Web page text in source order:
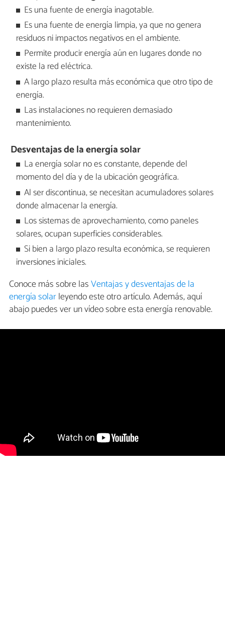
Es una fuente de energía inagotable.
Es una fuente de energía limpia, ya que no genera
residuos ni impactos negativos en el ambiente.
Permite producir energía aún en lugares donde no
existe la red eléctrica.
A largo plazo resulta más económica que otro tipo de
energía.
Las instalaciones no requieren demasiado
mantenimiento.
Desventajas de la energía solar
La energía solar no es constante, depende del
momento del día y de la ubicación geográfica.
Al ser discontinua, se necesitan acumuladores solares
donde almacenar la energía.
Los sistemas de aprovechamiento, como paneles
solares, ocupan superficies considerables.
Si bien a largo plazo resulta económica, se requieren
inversiones iniciales.
Conoce más sobre lasVentajas y desventajas de la
energía solarleyendo este otro artículo. Además, aquí
abajo puedes ver un vídeo sobre esta energía renovable.